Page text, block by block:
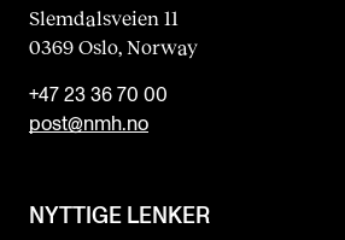
Slemdalsveien 11
0369 Oslo, Norway
+47 23 36 70 00
post@nmh.no
NYTTIGE LENKER